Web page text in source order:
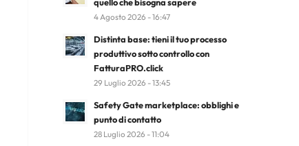
4 Agosto 2026 - 16:47
Distinta base: tieni il tuo processo
produttivo sotto controllo con
FatturaPRO.click
29 Luglio 2026 - 13:45
Safety Gate marketplace: obblighi e
punto di contatto
28 Luglio 2026 - 11:04